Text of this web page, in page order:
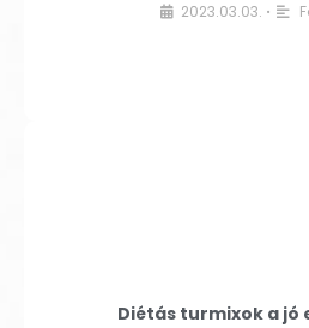
2023.03.03. •
Diétás turmixok a jó